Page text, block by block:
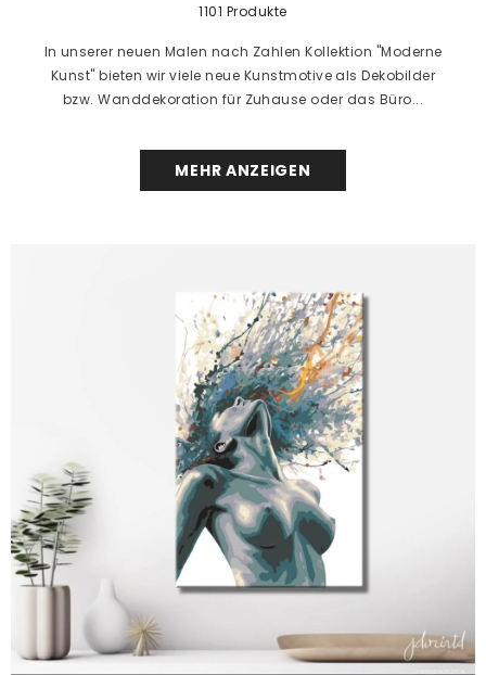
1101 Produkte
In unserer neuen Malen nach Zahlen Kollektion "Moderne
Kunst" bieten wir viele neue Kunstmotive als Dekobilder
bzw. Wanddekoration für Zuhause oder das Büro...
MEHR ANZEIGEN